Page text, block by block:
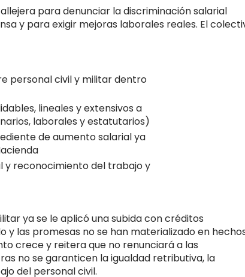
para denunciar la discriminación salarial
y para exigir mejoras laborales reales. El
personal civil y militar dentro
lineales y extensivos a
laborales y estatutarios)
de aumento salarial ya
y reconocimiento del trabajo y
ya se le aplicó una subida con créditos
y las promesas no se han materializado en
crece y reitera que no renunciará a las
no se garanticen la igualdad retributiva, la
del personal civil.